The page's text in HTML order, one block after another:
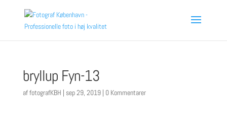
bryllup Fyn-13
affotografKBH | sep 29, 2019| 0 Kommentarer